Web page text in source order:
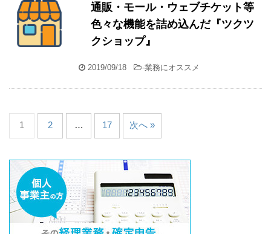
通販・モール・ウェブチケット等
色々な機能を詰め込んだ『ツクツ
クショップ』
2019/09/18 -業務にオススメ
1 2 … 17 次へ »